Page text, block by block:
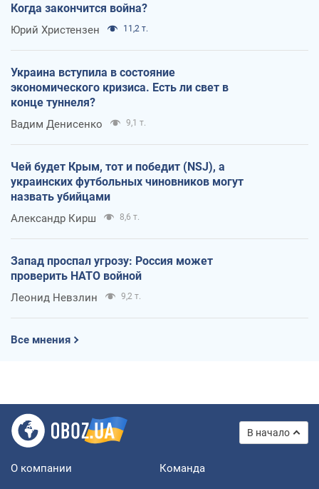
Когда закончится война?
Юрий Христензен 11,2 т.
Украина вступила в состояние
экономического кризиса. Есть ли свет в
конце туннеля?
Вадим Денисенко 9,1 т.
Чей будет Крым, тот и победит (NSJ), а
украинских футбольных чиновников могут
назвать убийцами
Александр Кирш 8,6 т.
Запад проспал угрозу: Россия может
проверить НАТО войной
Леонид Невзлин 9,2 т.
Все мнения
В начало
О компании Команда